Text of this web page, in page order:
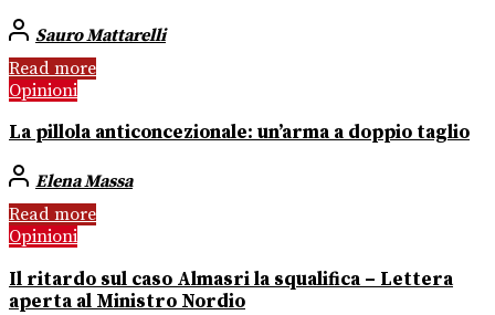
Sauro Mattarelli
Read more
Opinioni
La pillola anticoncezionale: un’arma a doppio taglio
Elena Massa
Read more
Opinioni
Il ritardo sul caso Almasri la squalifica – Lettera
aperta al Ministro Nordio